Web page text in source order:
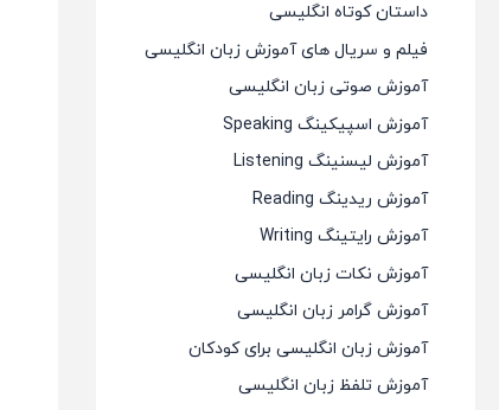
داستان کوتاه انگلیسی
فیلم و سریال های آموزش زبان انگلیسی
آموزش صوتی زبان انگلیسی
آموزش اسپیکینگ Speaking
آموزش لیسنینگ Listening
آموزش ریدینگ Reading
آموزش رایتینگ Writing
آموزش نکات زبان انگلیسی
آموزش گرامر زبان انگلیسی
آموزش زبان انگلیسی برای کودکان
آموزش تلفظ زبان انگلیسی